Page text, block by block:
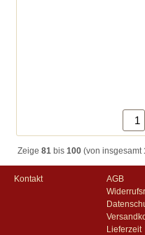
Zeige 81 bis 100 (von insgesamt
Kontakt
AGB
Lieferzeit